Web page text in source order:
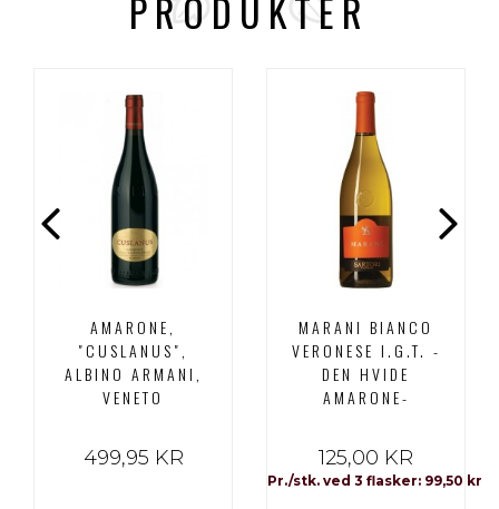
PRODUKTER
AMARONE,
"CUSLANUS",
ALBINO ARMANI,
VENETO
499,95 KR
MARANI BIANCO
VERONESE I.G.T. -
DEN HVIDE
AMARONE-
125,00 KR
Pr./stk. ved 3 flasker: 99,50 kr